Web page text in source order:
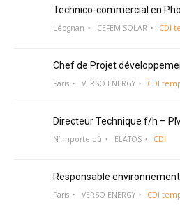
Technico-commercial en
Léognan CEFEM SOLAR CDI
Chef de Projet
Paris VERSO ENERGY CDI
Directeur Technique f/h –
N’importe où ELATOS CDI
Responsable
Paris VERSO ENERGY CDI